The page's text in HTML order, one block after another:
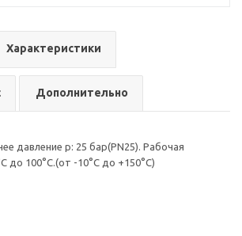
Характеристики
Дополнительно
давление р: 25 бар(PN25). Рабочая
до 100°С.(от -10°С до +150°С)